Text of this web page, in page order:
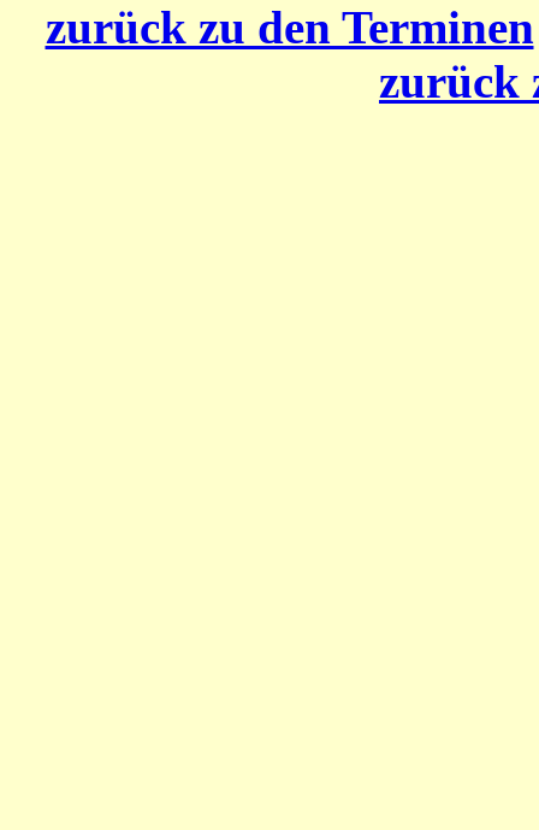
zurück zu den Terminen
zurück